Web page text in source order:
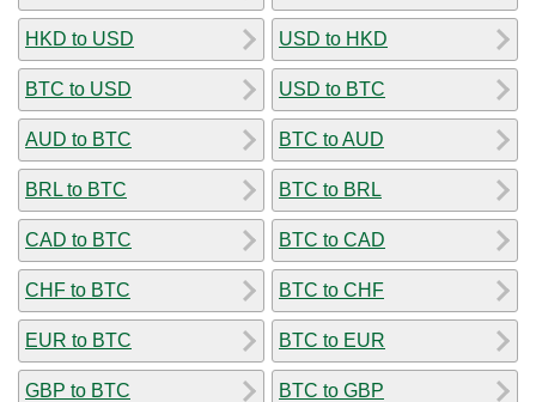
HKD to USD
BTC to USD
AUD to BTC
BRL to BTC
CAD to BTC
CHF to BTC
EUR to BTC
GBP to BTC
USD to HKD
USD to BTC
BTC to AUD
BTC to BRL
BTC to CAD
BTC to CHF
BTC to EUR
BTC to GBP